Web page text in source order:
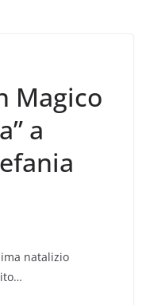
Magico
a
natalizio